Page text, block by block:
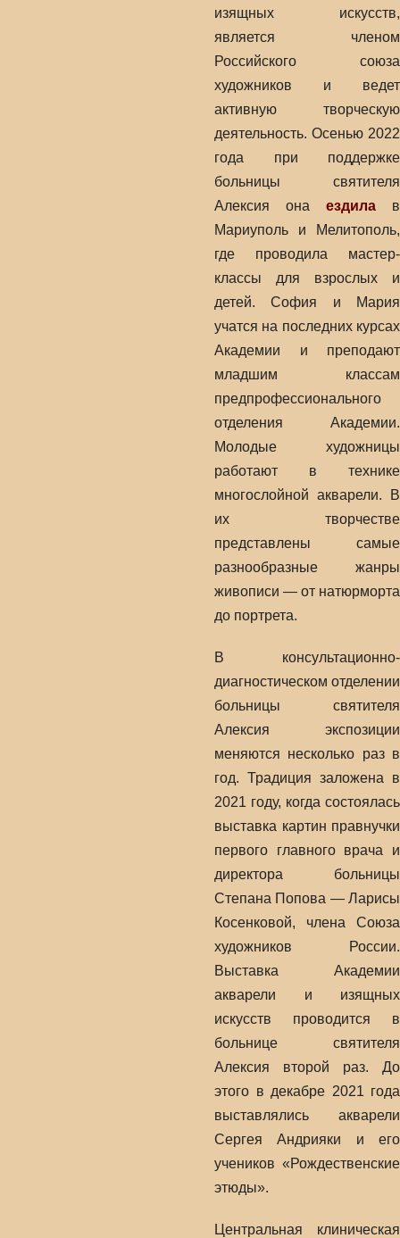
изящных искусств,
является членом
Российского союза
художников и ведет
активную творческую
деятельность. Осенью 2022
года при поддержке
больницы святителя
Алексия она ездила в
Мариуполь и Мелитополь,
где проводила мастер-
классы для взрослых и
детей. София и Мария
учатся на последних курсах
Академии и преподают
младшим классам
предпрофессионального
отделения Академии.
Молодые художницы
работают в технике
многослойной акварели. В
их творчестве
представлены самые
разнообразные жанры
живописи — от натюрморта
до портрета.
В консультационно-
диагностическом отделении
больницы святителя
Алексия экспозиции
меняются несколько раз в
год. Традиция заложена в
2021 году, когда состоялась
выставка картин правнучки
первого главного врача и
директора больницы
Степана Попова — Ларисы
Косенковой, члена Союза
художников России.
Выставка Академии
акварели и изящных
искусств проводится в
больнице святителя
Алексия второй раз. До
этого в декабре 2021 года
выставлялись акварели
Сергея Андрияки и его
учеников «Рождественские
этюды».
Центральная клиническая